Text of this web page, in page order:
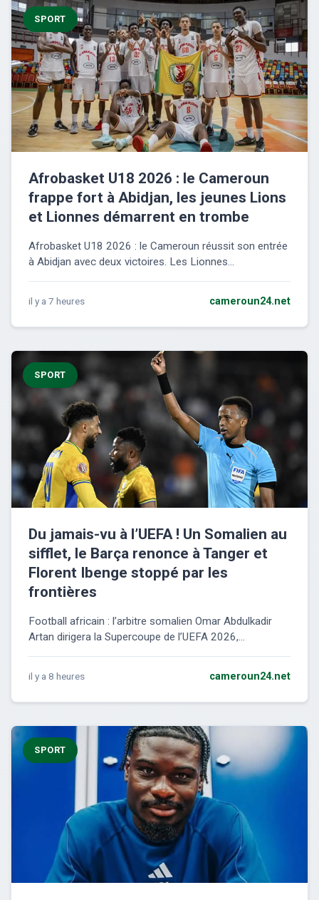
SPORT
Afrobasket U18 2026 : le Cameroun
frappe fort à Abidjan, les jeunes Lions
et Lionnes démarrent en trombe
Afrobasket U18 2026 : le Cameroun réussit son entrée
à Abidjan avec deux victoires. Les Lionnes...
il y a 7 heures cameroun24.net
SPORT
Du jamais-vu à l’UEFA ! Un Somalien au
sifflet, le Barça renonce à Tanger et
Florent Ibenge stoppé par les
frontières
Football africain : l’arbitre somalien Omar Abdulkadir
Artan dirigera la Supercoupe de l’UEFA 2026,...
il y a 8 heures cameroun24.net
SPORT